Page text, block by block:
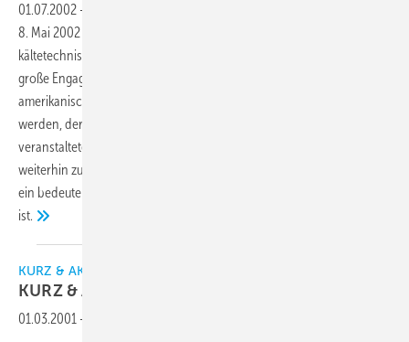
01.07.2002 -
8. Mai 2002 in Karlsruhe ein wichtiger Meilenstein zum Erhalt der
kältetechnischen Weiterbildung in Deutschland gelegt. Durch das
große Engagement von Prof. Dr.-Ing. Johannes Reichelt konnte nach
amerikanischem Vorbild ein finanzieller Grundstock geschaffen
werden, der es ermöglichen soll, die seit nunmehr 50 Jahren
veranstalteten Kältekurse an der Fachhochschule Karlsruhe auch
weiterhin zu sichern, zumal damit nicht nur die Zukunft, sondern auch
ein bedeutendes Stück kältetechnischer Vergangenheit verbunden
ist.
KURZ & AKTUELL
KURZ &AKTUELL
01.03.2001 -